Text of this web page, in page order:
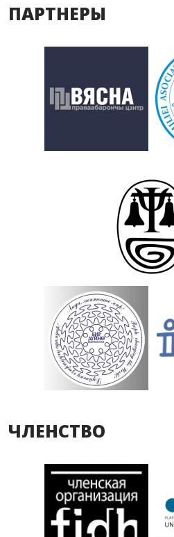
ПАРТНЕРЫ
ЧЛЕНСТВО